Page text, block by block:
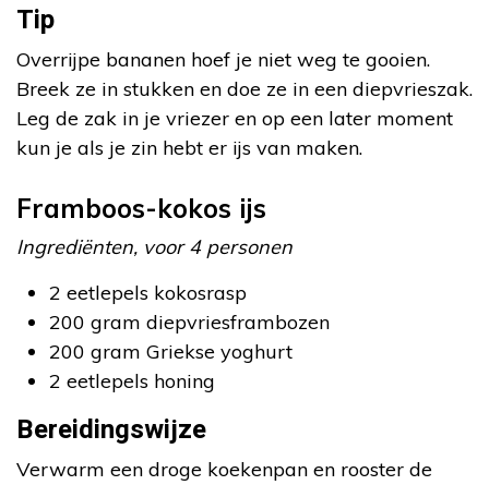
Tip
Overrijpe bananen hoef je niet weg te gooien.
Breek ze in stukken en doe ze in een diepvrieszak.
Leg de zak in je vriezer en op een later moment
kun je als je zin hebt er ijs van maken.
Framboos-kokos ijs
Ingrediënten, voor 4 personen
2 eetlepels kokosrasp
200 gram diepvriesframbozen
200 gram Griekse yoghurt
2 eetlepels honing
Bereidingswijze
Verwarm een droge koekenpan en rooster de